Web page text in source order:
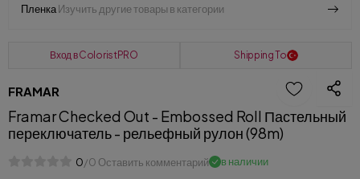
ПленкаИзучить другие товары в категории
Вход в ColoristPRO Shipping To
FRAMAR
Framar Checked Out - Embossed Roll Пастельный
переключатель - рельефный рулон (98m)
0/0 Оставить комментарий в наличии